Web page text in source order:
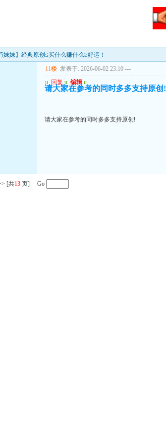
妹妹】经典原创≤买什么赚什么≥好运！
11楼 发表于: 2026-06-02 23:10 ---
u 回复 u 编辑 u
请大家在参考的同时多多支持原创!
请大家在参考的同时多多支持原创!
[共13 页] Go